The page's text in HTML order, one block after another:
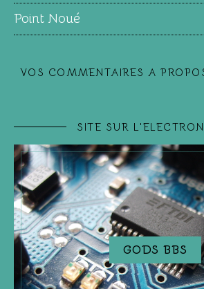
Point Noué
VOS COMMENTAIRES A
SITE SUR
GODS BBS